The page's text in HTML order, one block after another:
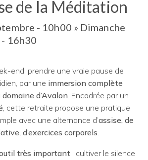
de la Méditation
- 10h00 » Dimanche
16h30
end, prendre une vraie pause de
par une immersion complète
d’Avalon. Encadrée par un
, cette retraite propose une pratique
avec une alternance d’assise, de
d’exercices corporels.
très important : cultiver le silence